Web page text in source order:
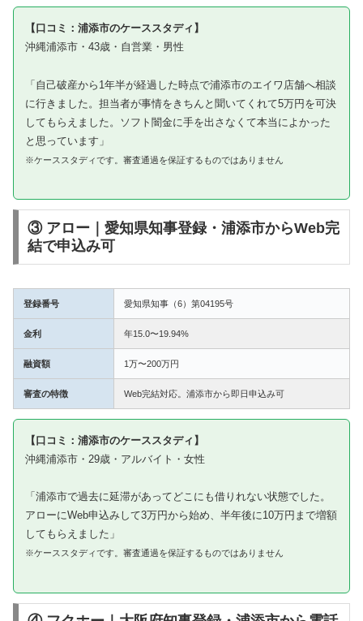
【口コミ：浦添市のケーススタディ】
沖縄浦添市・43歳・自営業・男性
「自己破産から1年半が経過した時点で浦添市のエイワ店舗へ相談
に行きました。担当者が事情をきちんと聞いてくれて5万円を可決
してもらえました。ソフト闇金に手を出さなくて本当によかった
と思っています」
※ケーススタディです。審査通過を保証するものではありません
③ アロー｜愛知県知事登録・浦添市からWeb完
結で申込み可
登録番号 愛知県知事（6）第04195号
金利 年15.0〜19.94%
融資額 1万〜200万円
審査の特徴 Web完結対応。浦添市から即日申込み可
【口コミ：浦添市のケーススタディ】
沖縄浦添市・29歳・アルバイト・女性
「浦添市で過去に延滞があってどこにも借りれない状態でした。
アローにWeb申込みして3万円から始め、半年後に10万円まで増額
してもらえました」
※ケーススタディです。審査通過を保証するものではありません